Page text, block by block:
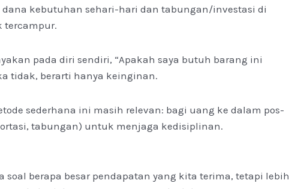
dana kebutuhan sehari-hari dan tabungan/investasi di
tercampur.
pada diri sendiri, “Apakah saya butuh barang ini
tidak, berarti hanya keinginan.
sederhana ini masih relevan: bagi uang ke dalam pos-
tabungan) untuk menjaga kedisiplinan.
berapa besar pendapatan yang kita terima, tetapi lebih